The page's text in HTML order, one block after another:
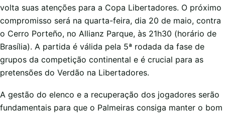
volta suas atenções para a Copa Libertadores. O próximo
compromisso será na quarta-feira, dia 20 de maio, contra
o Cerro Porteño, no Allianz Parque, às 21h30 (horário de
Brasília). A partida é válida pela 5ª rodada da fase de
grupos da competição continental e é crucial para as
pretensões do Verdão na Libertadores.
A gestão do elenco e a recuperação dos jogadores serão
fundamentais para que o Palmeiras consiga manter o bom